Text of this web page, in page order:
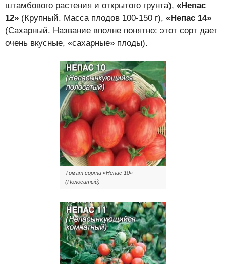
штамбового растения и открытого грунта), «Непас
12» (Крупный. Масса плодов 100-150 г), «Непас 14»
(Сахарный. Название вполне понятно: этот сорт дает
очень вкусные, «сахарные» плоды).
Томат сорта «Непас 10»
(Полосатый)